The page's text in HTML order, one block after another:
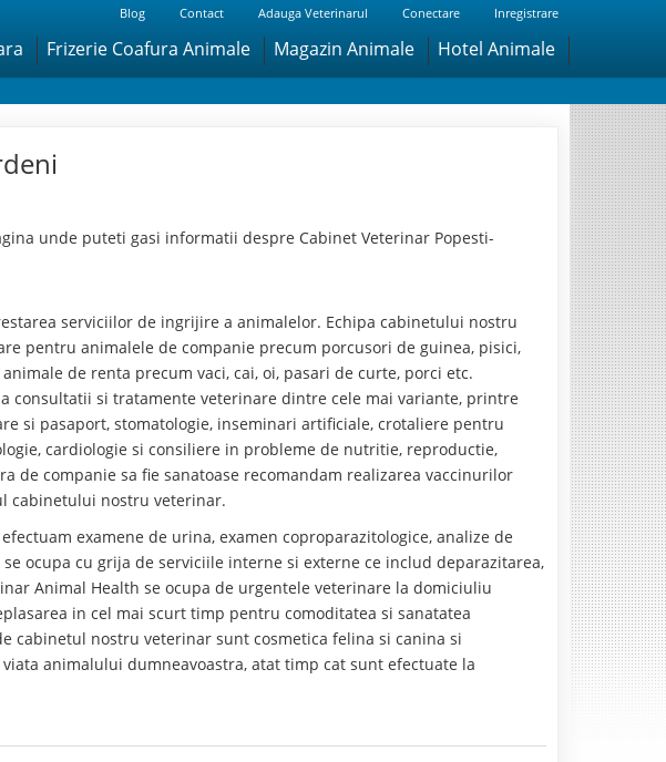
Blog Contact Adauga Veterinarul Conectare Inregistrare
Frizerie Coafura Animale Magazin Animale Hotel Animale
unde puteti gasi informatii despre Cabinet Veterinar Popesti-
serviciilor de ingrijire a animalelor. Echipa cabinetului nostru
pentru animalele de companie precum porcusori de guinea, pisici,
de renta precum vaci, cai, oi, pasari de curte, porci etc.
consultatii si tratamente veterinare dintre cele mai variante, printre
si pasaport, stomatologie, inseminari artificiale, crotaliere pentru
cardiologie si consiliere in probleme de nutritie, reproductie,
de companie sa fie sanatoase recomandam realizarea vaccinurilor
cabinetului nostru veterinar.
examene de urina, examen coproparazitologice, analize de
ocupa cu grija de serviciile interne si externe ce includ deparazitarea,
Animal Health se ocupa de urgentele veterinare la domiciuliu
in cel mai scurt timp pentru comoditatea si sanatatea
cabinetul nostru veterinar sunt cosmetica felina si canina si
animalului dumneavoastra, atat timp cat sunt efectuate la